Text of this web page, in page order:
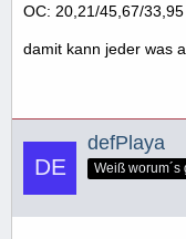
OC: 20,21/45,67/33,95
damit kann jeder was
defPlaya
Weiß worum´s